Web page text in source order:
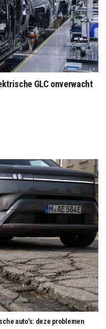
GLC onverwacht
auto’s: deze problemen